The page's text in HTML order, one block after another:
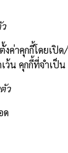
งค่าคุกกี้โดยเปิ
ว้น คุกกี้ที่จำเป็น
ว
ด